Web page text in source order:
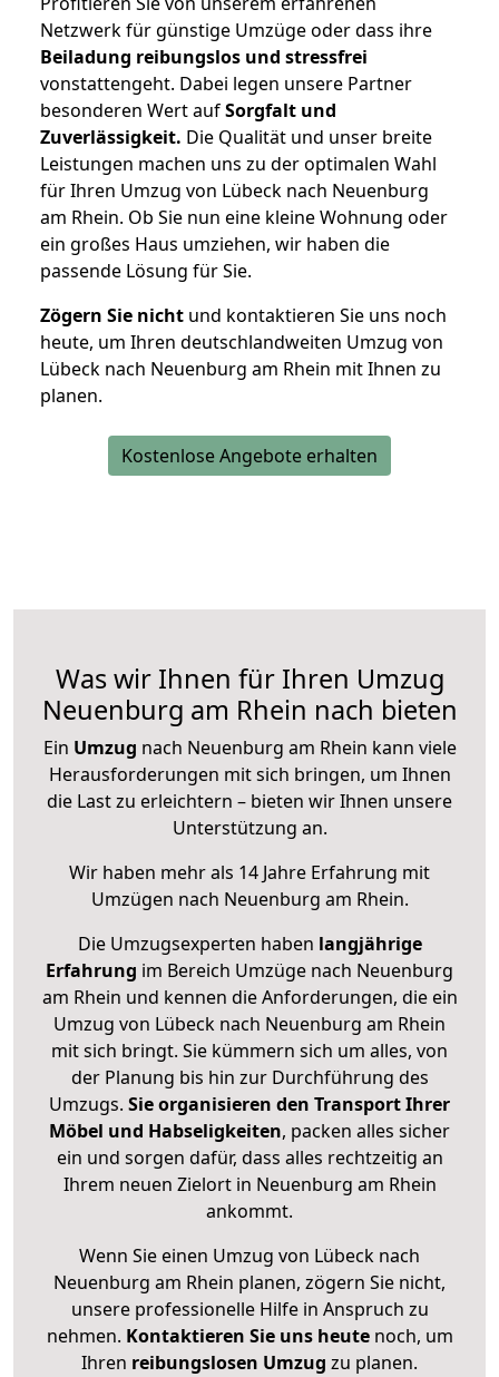
Netzwerk für günstige Umzüge oder dass ihre
Beiladung reibungslos und stressfrei
vonstattengeht. Dabei legen unsere Partner
besonderen Wert aufSorgfalt und
Zuverlässigkeit. Die Qualität und unser breite
Leistungen machen uns zu der optimalen Wahl
für Ihren Umzug von Lübeck nach Neuenburg
am Rhein. Ob Sie nun eine kleine Wohnung oder
ein großes Haus umziehen, wir haben die
passende Lösung für Sie.
Zögern Sie nicht und kontaktieren Sie uns noch
heute, um Ihren deutschlandweiten Umzug von
Lübeck nach Neuenburg am Rhein mit Ihnen zu
planen.
Kostenlose Angebote erhalten
Was wir Ihnen für Ihren Umzug
Neuenburg am Rhein nach bieten
Ein Umzug nach Neuenburg am Rhein kann viele
Herausforderungen mit sich bringen, um Ihnen
die Last zu erleichtern – bieten wir Ihnen unsere
Unterstützung an.
Wir haben mehr als 14 Jahre Erfahrung mit
Umzügen nach Neuenburg am Rhein.
Die Umzugsexperten haben langjährige
Erfahrung im Bereich Umzüge nach Neuenburg
am Rhein und kennen die Anforderungen, die ein
Umzug von Lübeck nach Neuenburg am Rhein
mit sich bringt. Sie kümmern sich um alles, von
der Planung bis hin zur Durchführung des
Umzugs. Sie organisieren den Transport Ihrer
Möbel und Habseligkeiten, packen alles sicher
ein und sorgen dafür, dass alles rechtzeitig an
Ihrem neuen Zielort in Neuenburg am Rhein
ankommt.
Wenn Sie einen Umzug von Lübeck nach
Neuenburg am Rhein planen, zögern Sie nicht,
unsere professionelle Hilfe in Anspruch zu
nehmen. Kontaktieren Sie uns heutenoch, um
Ihren reibungslosen Umzug zu planen.